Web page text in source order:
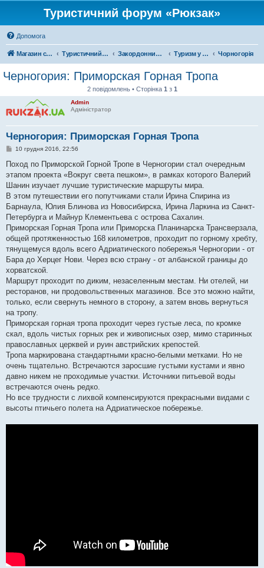
Туристичний форум «Рюкзак»
Допомога
Магазин спорядження Туристичний форум «Рюкзак» Закордонний туризм Туризм у Європі Чорногорія
Черногория: Приморская Горная Тропа
2 повідомлень • Сторінка 1 з 1
Admin
Адміністратор
Черногория: Приморская Горная Тропа
П
в
д
о
л
е
н
н
я
10 грудня 2016, 22:56
Поход по Приморской Горной Тропе в Черногории стал очередным
этапом проекта «Вокруг света пешком», в рамках которого Валерий
Шанин изучает лучшие туристические маршруты мира.
В этом путешествии его попутчиками стали Ирина Спирина из
Барнаула, Юлия Блинова из Новосибирска, Ирина Ларкина из Санкт-
Петербурга и Майнур Клементьева с острова Сахалин.
Приморская Горная Тропа или Приморска Планинарска Трансверзала,
общей протяженностью 168 километров, проходит по горному хребту,
тянущемуся вдоль всего Адриатического побережья Черногории - от
Бара до Херцег Нови. Через всю страну - от албанской границы до
хорватской.
Маршрут проходит по диким, незаселенным местам. Ни отелей, ни
ресторанов, ни продовольственных магазинов. Все это можно найти,
только, если свернуть немного в сторону, а затем вновь вернуться
на тропу.
Приморская горная тропа проходит через густые леса, по кромке
скал, вдоль чистых горных рек и живописных озер, мимо старинных
православных церквей и руин австрийских крепостей.
Тропа маркирована стандартными красно-белыми метками. Но не
очень тщательно. Встречаются заросшие густыми кустами и явно
давно никем не проходимые участки. Источники питьевой воды
встречаются очень редко.
Но все трудности с лихвой компенсируются прекрасными видами с
высоты птичьего полета на Адриатическое побережье.